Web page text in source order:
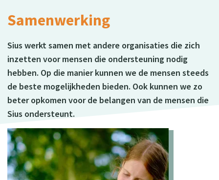
Samenwerking
Sius werkt samen met andere organisaties die zich
inzetten voor mensen die ondersteuning nodig
hebben. Op die manier kunnen we de mensen steeds
de beste mogelijkheden bieden. Ook kunnen we zo
beter opkomen voor de belangen van de mensen die
Sius ondersteunt.